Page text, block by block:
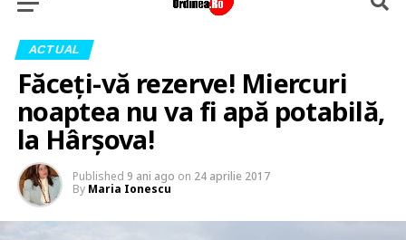
ACTUAL
Făceți-vă rezerve! Miercuri
noaptea nu va fi apă potabilă,
la Hârșova!
Published 9 ani ago on 24 aprilie 2017
By Maria Ionescu